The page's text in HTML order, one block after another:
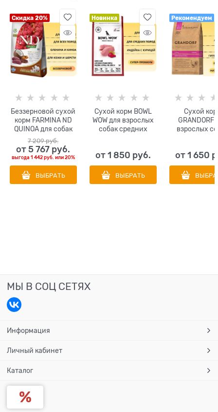
Скидка 20%
Беззерновой cухой
корм FARMINA ND
QUINOA для собак
всех пород с
олениной и киноа
для кожи и шерсти
7 209 руб.
от5 767 руб.
выгода 1 442 руб. или20%
ВЫБРАТЬ
Новинка
Сухой корм BOWL
WOW для взрослых
собак средних
свеклой
от 1 850 руб.
ВЫБРАТЬ
Рекомендуем
Сухой
GRANDORF
взрослых
Turkey
от1 650
МЫ В СОЦ СЕТЯХ
Информация
Личный кабинет
Каталог